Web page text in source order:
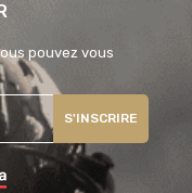
pouvez vous
S'INSCRIRE